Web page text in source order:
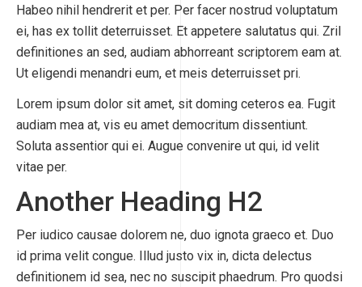
Habeo nihil hendrerit et per. Per facer nostrud voluptatum
ei, has ex tollit deterruisset. Et appetere salutatus qui. Zril
definitiones an sed, audiam abhorreant scriptorem eam at.
Ut eligendi menandri eum, et meis deterruisset pri.
Lorem ipsum dolor sit amet, sit doming ceteros ea. Fugit
audiam mea at, vis eu amet democritum dissentiunt.
Soluta assentior qui ei. Augue convenire ut qui, id velit
vitae per.
Another Heading H2
Per iudico causae dolorem ne, duo ignota graeco et. Duo
id prima velit congue. Illud justo vix in, dicta delectus
definitionem id sea, nec no suscipit phaedrum. Pro quodsi